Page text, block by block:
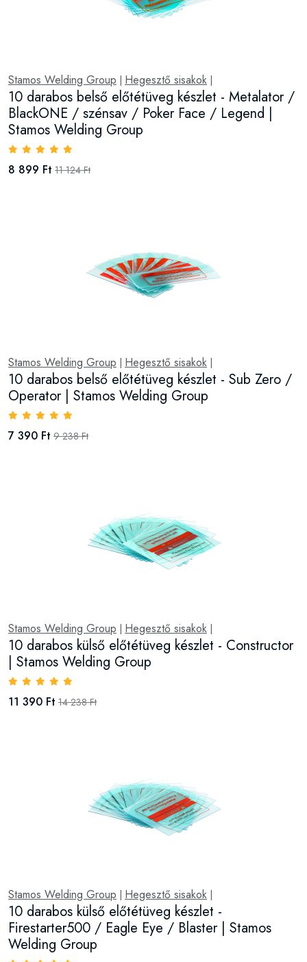
Stamos Welding Group Hegesztő sisakok
10 darabos belső előtétüveg készlet - Metalator /
BlackONE / szénsav / Poker Face / Legend |
Stamos Welding Group
8 899 Ft 11 124 Ft
Stamos Welding Group Hegesztő sisakok
10 darabos belső előtétüveg készlet - Sub Zero /
Operator | Stamos Welding Group
7 390 Ft 9 238 Ft
Stamos Welding Group Hegesztő sisakok
10 darabos külső előtétüveg készlet - Constructor
| Stamos Welding Group
11 390 Ft 14 238 Ft
Stamos Welding Group Hegesztő sisakok
10 darabos külső előtétüveg készlet -
Firestarter500 / Eagle Eye / Blaster | Stamos
Welding Group